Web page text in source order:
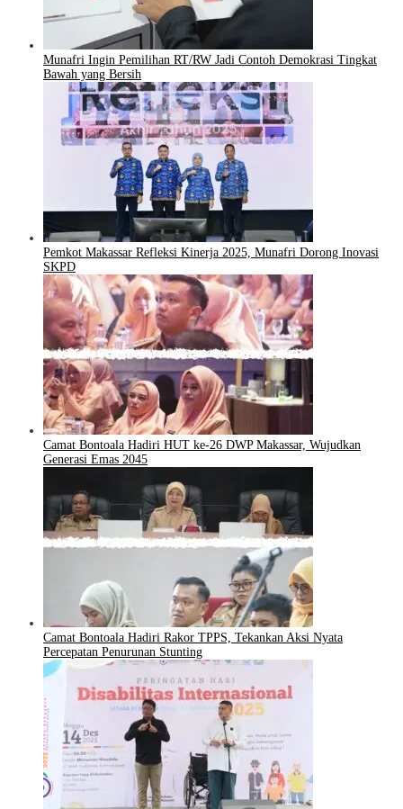
Munafri Ingin Pemilihan RT/RW Jadi Contoh Demokrasi Tingkat
Bawah yang Bersih
Pemkot Makassar Refleksi Kinerja 2025, Munafri Dorong Inovasi
SKPD
Camat Bontoala Hadiri HUT ke-26 DWP Makassar, Wujudkan
Generasi Emas 2045
Camat Bontoala Hadiri Rakor TPPS, Tekankan Aksi Nyata
Percepatan Penurunan Stunting